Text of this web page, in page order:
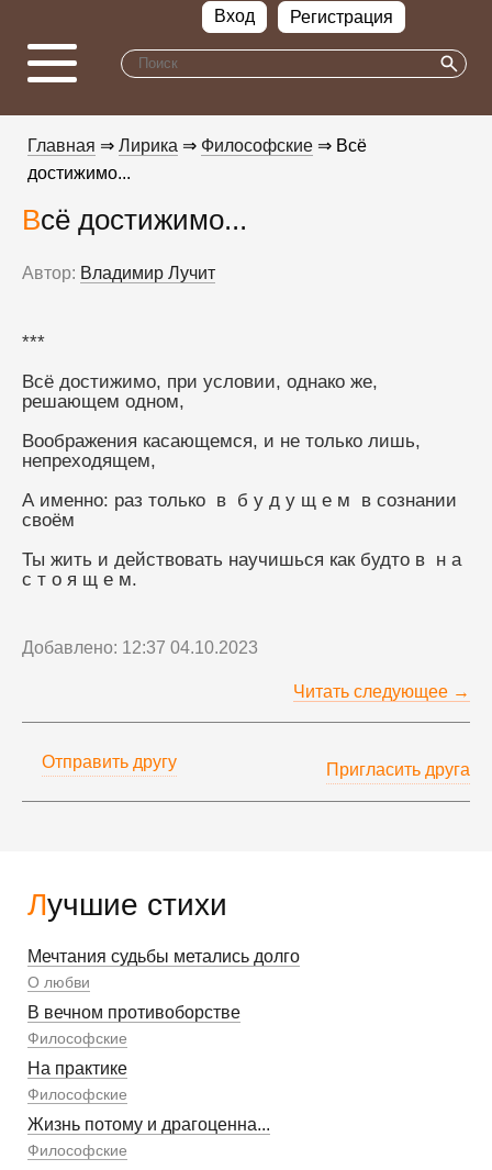
Вход Регистрация
Лучшие стихи
Мечтания судьбы метались долго
О любви
В вечном противоборстве
Философские
На практике
Философские
Жизнь потому и драгоценна...
Философские
Главная ⇒ Лирика ⇒ Философские ⇒ Всё
достижимо...
Всё достижимо...
Автор: Владимир Лучит
***
Всё достижимо, при условии, однако же,
решающем одном,
Воображения касающемся, и не только лишь,
непреходящем,
А именно: раз только  в  б у д у щ е м  в сознании
своём
Ты жить и действовать научишься как будто в  н а
с т о я щ е м.
Добавлено: 12:37 04.10.2023
Читать следующее →
Отправить другу Пригласить друга